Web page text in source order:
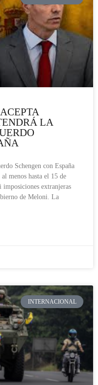
LA
Schengen con España
menos hasta el 15 de
imposiciones extranjeras
de Meloni. La
INTERNACIONAL